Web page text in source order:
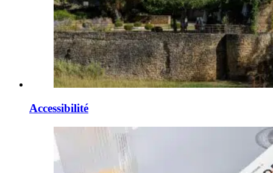
Accessibilité